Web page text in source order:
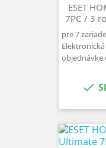
ESET
7PC / 3
pre 7
objednávke
